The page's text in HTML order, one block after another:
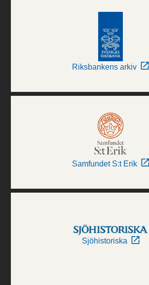
Riksbankens arkiv
Samfundet S:t Erik
Sjöhistoriska